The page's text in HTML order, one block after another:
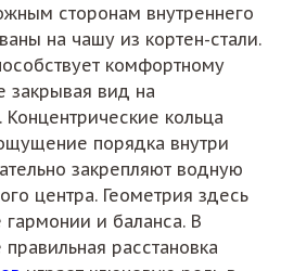
сторонам внутреннего
на чашу из кортен-стали.
комфортному
вид на
кольца
порядка внутри
закрепляют водную
центра. Геометрия здесь
гармонии и баланса. В
расстановка